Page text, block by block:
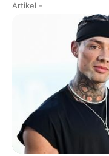
Artikel -